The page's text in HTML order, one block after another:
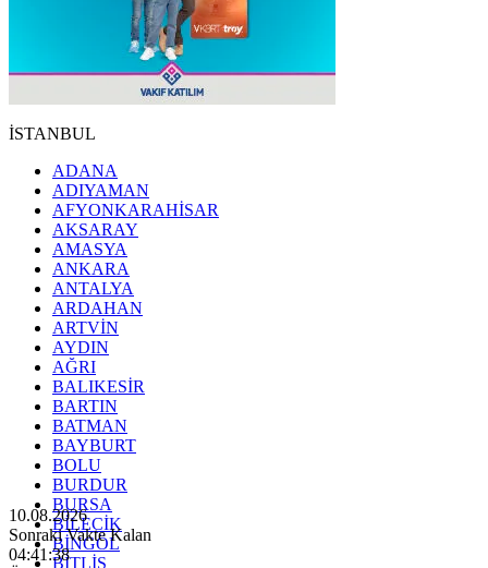
İSTANBUL
ADANA
ADIYAMAN
AFYONKARAHİSAR
AKSARAY
AMASYA
ANKARA
ANTALYA
ARDAHAN
ARTVİN
AYDIN
AĞRI
BALIKESİR
BARTIN
BATMAN
BAYBURT
BOLU
BURDUR
BURSA
BİLECİK
BİNGÖL
BİTLİS
10.08.2026
Sonraki Vakte Kalan
04:41:36